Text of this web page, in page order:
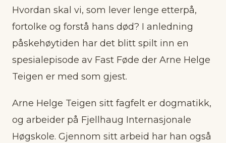
Hvordan skal vi, som lever lenge etterpå,
fortolke og forstå hans død? I anledning
påskehøytiden har det blitt spilt inn en
spesialepisode av Fast Føde der Arne Helge
Teigen er med som gjest.
Arne Helge Teigen sitt fagfelt er dogmatikk,
og arbeider på Fjellhaug Internasjonale
Høgskole. Gjennom sitt arbeid har han også